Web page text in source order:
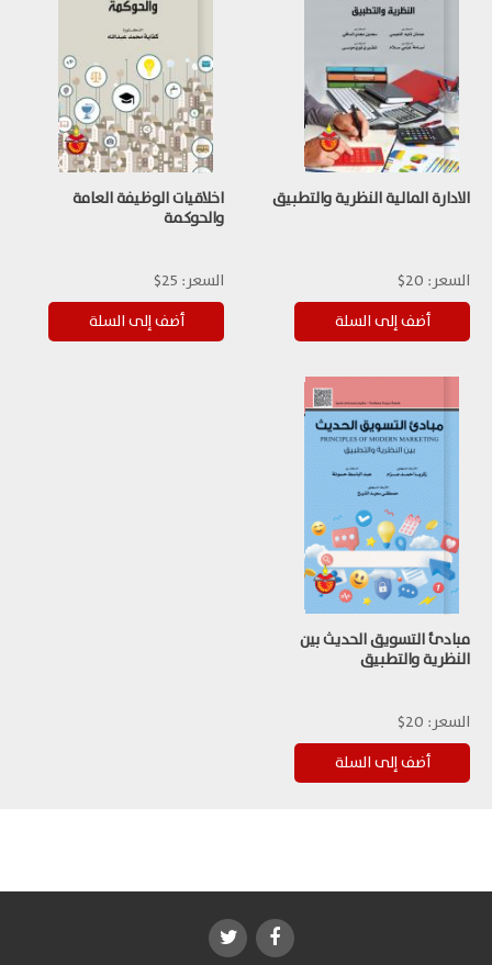
الادارة المالية النظرية والتطبيق
السعر: 20$
اخلاقيات الوظيفة العامة
والحوكمة
السعر: 25$
مبادئ التسويق الحديث بين
النظرية والتطبيق
السعر: 20$